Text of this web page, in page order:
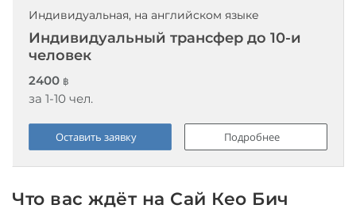
Индивидуальная, на английском языке
Индивидуальный трансфер до 10-и
человек
2400 ฿
за 1-10 чел.
Оставить заявку Подробнее
Что вас ждёт на Сай Кео Бич